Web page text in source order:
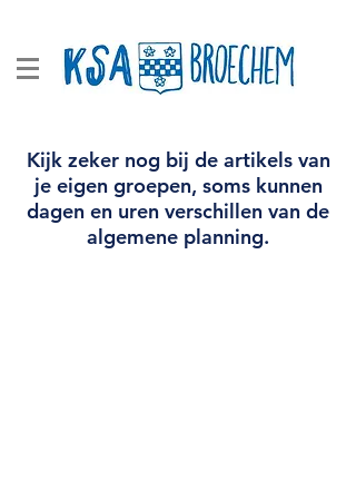
Kijk zeker nog bij de artikels van
je eigen groepen, soms kunnen
dagen en uren verschillen van de
algemene planning.